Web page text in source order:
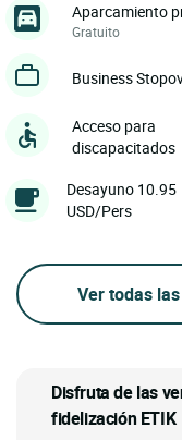
Aparcamiento
Gratuito
Business
Acceso para
discapacitados
Desayuno 10.95
USD/Pers
Ver todas
Disfruta de las
fidelización ETIK